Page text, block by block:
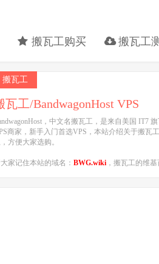
搬瓦工购买 搬瓦工
搬瓦工
瓦工/BandwagonHost VPS
，中文名搬瓦工，是来自美国 IT7
商家，新手入门首选VPS，本站介绍关于搬瓦
方便大家选购。
家记住本站的域名： BWG.wiki ，搬瓦工的维基